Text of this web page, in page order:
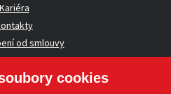
Kariéra
od smlouvy
INFORMACEcookies